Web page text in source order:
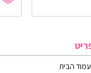
עמוד הבית